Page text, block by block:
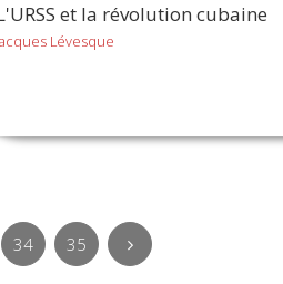
et la révolution cubaine
Lévesque
34 35